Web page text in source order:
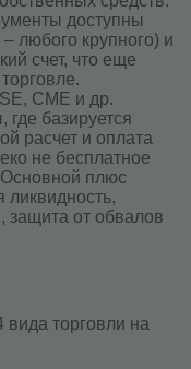
доступны
любого крупного) и
счет, что еще
CME и др.
базируется
расчет и оплата
не бесплатное
плюс
защита от обвалов
торговли на